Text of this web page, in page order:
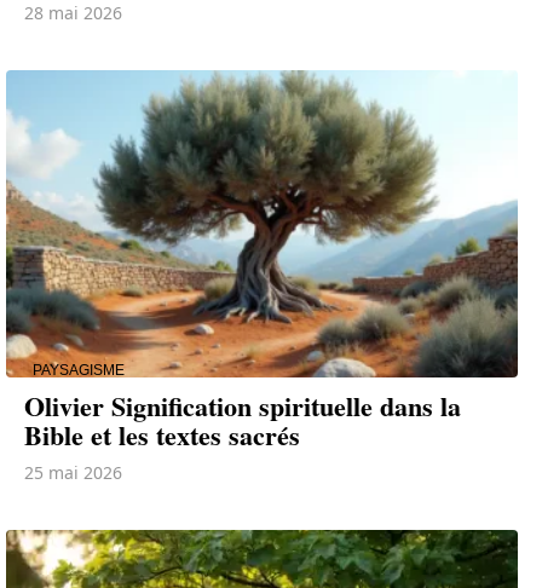
28 mai 2026
PAYSAGISME
Olivier Signification spirituelle dans la
Bible et les textes sacrés
25 mai 2026